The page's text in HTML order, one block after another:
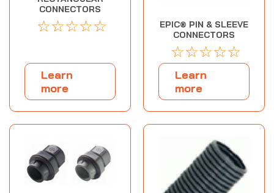
CONNECTORS
☆☆☆☆☆
Learn
more
EPIC® PIN & SLEEVE
CONNECTORS
☆☆☆☆☆
Learn
more